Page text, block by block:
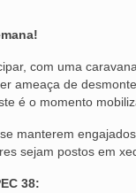
com uma
ameaça de
é o momento
manterem
sejam postos em
38: